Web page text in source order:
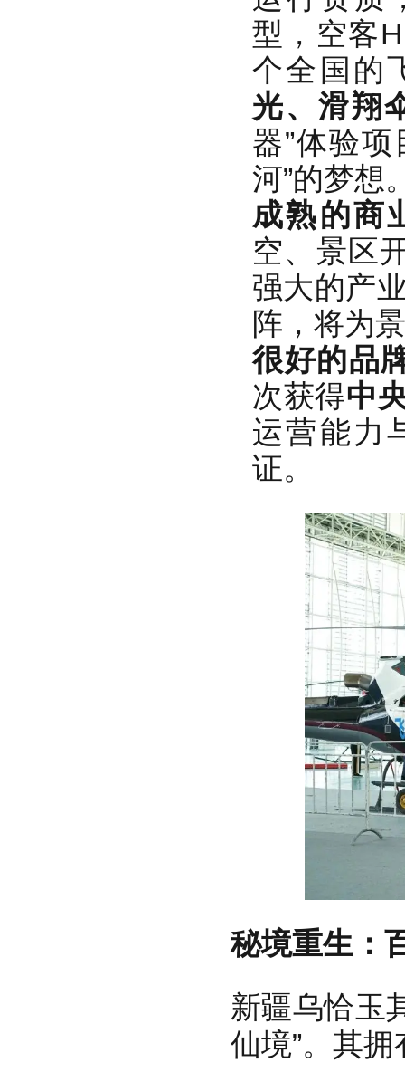
型，空客
个全国的
光、滑翔
器”体验
河”的梦想
成熟的商
空、景区
强大的产
阵，将为
很好的品
次获得中
运营能力
证。
秘境重生：
新疆乌恰玉
仙境”。其拥